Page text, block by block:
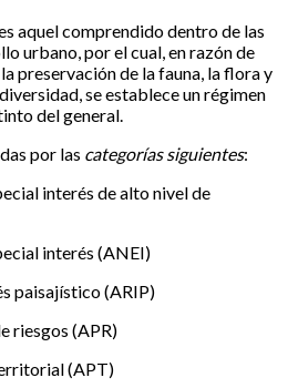
aquel comprendido dentro de las
urbano, por el cual, en razón de
preservación de la fauna, la flora y
se establece un régimen
del general.
por las categorías siguientes:
interés de alto nivel de
interés (ANEI)
paisajístico (ARIP)
riesgos (APR)
(APT)